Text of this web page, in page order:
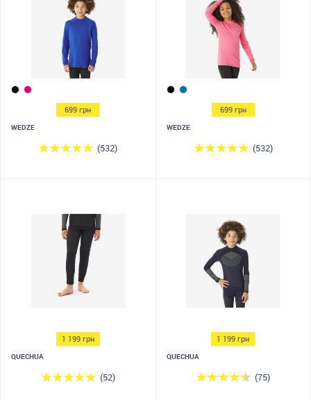
699 грн
WEDZE
(532)
699 грн
WEDZE
(532)
1 199 грн
QUECHUA
(52)
1 199 грн
QUECHUA
(75)